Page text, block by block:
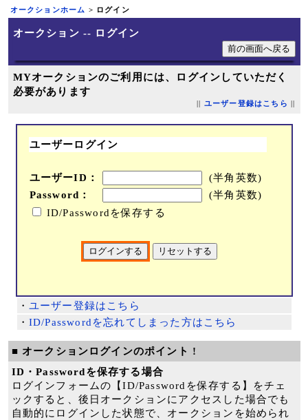
オークションホーム > ログイン
オークション -- ログイン
MYオークションのご利用には、ログインしていただく
必要があります
ユーザー登録はこちら
ユーザーログイン
ユーザーID：
(半角英数)
Password：
(半角英数)
ID/Passwordを保存する
・ ユーザー登録はこちら
・ ID/Passwordを忘れてしまった方はこちら
■ オークションログインのポイント !
ID・Passwordを保存する場合
ログインフォームの【ID/Passwordを保存する】をチェ
ックすると、後日オークションにアクセスした場合でも
自動的にログインした状態で、オークションを始められ